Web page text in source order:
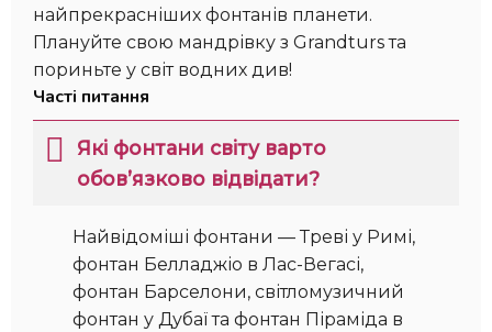
найпрекрасніших фонтанів планети.
Плануйте свою мандрівку з Grandturs та
пориньте у світ водних див!
Часті питання
Які фонтани світу варто
обов’язково відвідати?
Найвідоміші фонтани — Треві у Римі,
фонтан Белладжіо в Лас-Вегасі,
фонтан Барселони, світломузичний
фонтан у Дубаї та фонтан Піраміда в